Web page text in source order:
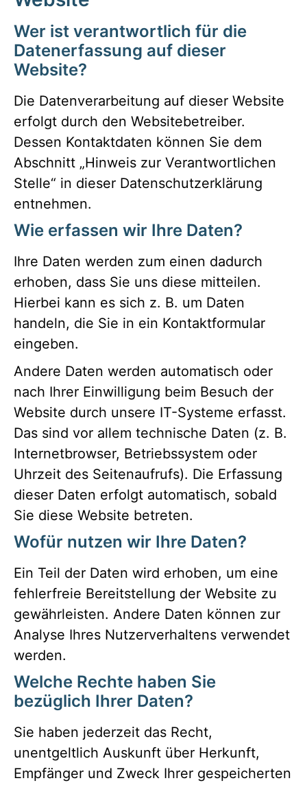
Wer ist verantwortlich für die
Datenerfassung auf dieser
Website?
Die Datenverarbeitung auf dieser Website
erfolgt durch den Websitebetreiber.
Dessen Kontaktdaten können Sie dem
Abschnitt „Hinweis zur Verantwortlichen
Stelle“ in dieser Datenschutzerklärung
entnehmen.
Wie erfassen wir Ihre Daten?
Ihre Daten werden zum einen dadurch
erhoben, dass Sie uns diese mitteilen.
Hierbei kann es sich z. B. um Daten
handeln, die Sie in ein Kontaktformular
eingeben.
Andere Daten werden automatisch oder
nach Ihrer Einwilligung beim Besuch der
Website durch unsere IT-Systeme erfasst.
Das sind vor allem technische Daten (z. B.
Internetbrowser, Betriebssystem oder
Uhrzeit des Seitenaufrufs). Die Erfassung
dieser Daten erfolgt automatisch, sobald
Sie diese Website betreten.
Wofür nutzen wir Ihre Daten?
Ein Teil der Daten wird erhoben, um eine
fehlerfreie Bereitstellung der Website zu
gewährleisten. Andere Daten können zur
Analyse Ihres Nutzerverhaltens verwendet
werden.
Welche Rechte haben Sie
bezüglich Ihrer Daten?
Sie haben jederzeit das Recht,
unentgeltlich Auskunft über Herkunft,
Empfänger und Zweck Ihrer gespeicherten